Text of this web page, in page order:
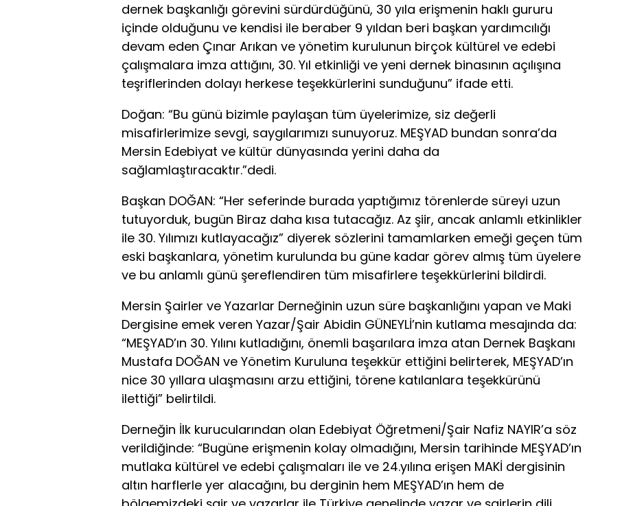
dernek başkanlığı görevini sürdürdüğünü, 30 yıla erişmenin haklı gururu
içinde olduğunu ve kendisi ile beraber 9 yıldan beri başkan yardımcılığı
devam eden Çınar Arıkan ve yönetim kurulunun birçok kültürel ve edebi
çalışmalara imza attığını, 30. Yıl etkinliği ve yeni dernek binasının açılışına
teşriflerinden dolayı herkese teşekkürlerini sunduğunu” ifade etti.
Doğan: “Bu günü bizimle paylaşan tüm üyelerimize, siz değerli
misafirlerimize sevgi, saygılarımızı sunuyoruz. MEŞYAD bundan sonra’da
Mersin Edebiyat ve kültür dünyasında yerini daha da
sağlamlaştıracaktır.”dedi.
Başkan DOĞAN: “Her seferinde burada yaptığımız törenlerde süreyi uzun
tutuyorduk, bugün Biraz daha kısa tutacağız. Az şiir, ancak anlamlı etkinlikler
ile 30. Yılımızı kutlayacağız” diyerek sözlerini tamamlarken emeği geçen tüm
eski başkanlara, yönetim kurulunda bu güne kadar görev almış tüm üyelere
ve bu anlamlı günü şereflendiren tüm misafirlere teşekkürlerini bildirdi.
Mersin Şairler ve Yazarlar Derneğinin uzun süre başkanlığını yapan ve Maki
Dergisine emek veren Yazar/Şair Abidin GÜNEYLİ’nin kutlama mesajında da:
“MEŞYAD’ın 30. Yılını kutladığını, önemli başarılara imza atan Dernek Başkanı
Mustafa DOĞAN ve Yönetim Kuruluna teşekkür ettiğini belirterek, MEŞYAD’ın
nice 30 yıllara ulaşmasını arzu ettiğini, törene katılanlara teşekkürünü
ilettiği” belirtildi.
Derneğin İlk kurucularından olan Edebiyat Öğretmeni/Şair Nafiz NAYIR’a söz
verildiğinde: “Bugüne erişmenin kolay olmadığını, Mersin tarihinde MEŞYAD’ın
mutlaka kültürel ve edebi çalışmaları ile ve 24.yılına erişen MAKİ dergisinin
altın harflerle yer alacağını, bu derginin hem MEŞYAD’ın hem de